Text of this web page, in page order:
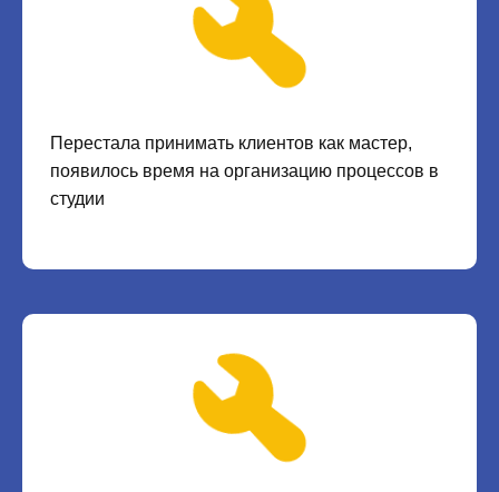
Перестала принимать клиентов как мастер,
появилось время на организацию процессов в
студии